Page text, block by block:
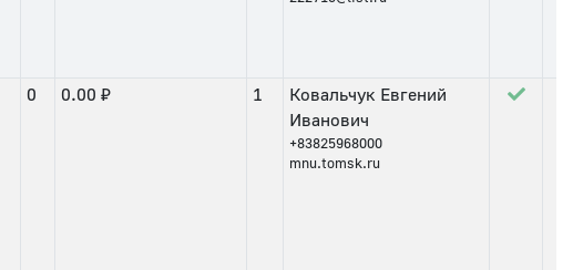
0 0.00 ₽ 1
Ковальчук Евгений
Иванович
+83825968000
mnu.tomsk.ru